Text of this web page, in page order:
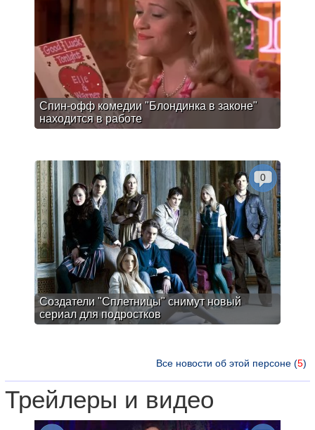
Спин-офф комедии "Блондинка в законе"
находится в работе
Создатели "Сплетницы" снимут новый
сериал для подростков
0
Все новости об этой персоне (5)
Трейлеры и видео